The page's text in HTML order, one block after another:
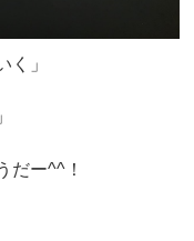
」
だー^^！